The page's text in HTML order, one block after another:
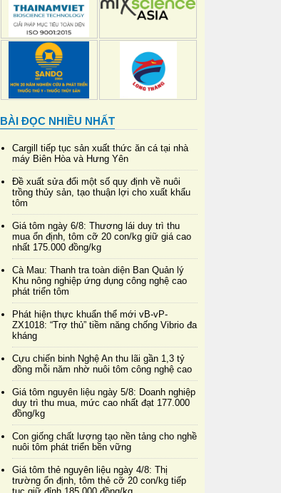
BÀI ĐỌC NHIỀU NHẤT
Cargill tiếp tục sản xuất thức ăn cá tại nhà
máy Biên Hòa và Hưng Yên
Đề xuất sửa đổi một số quy định về nuôi
trồng thủy sản, tạo thuận lợi cho xuất khẩu
tôm
Giá tôm ngày 6/8: Thương lái duy trì thu
mua ổn định, tôm cỡ 20 con/kg giữ giá cao
nhất 175.000 đồng/kg
Cà Mau: Thanh tra toàn diện Ban Quản lý
Khu nông nghiệp ứng dụng công nghệ cao
phát triển tôm
Phát hiện thực khuẩn thể mới vB-vP-
ZX1018: “Trợ thủ” tiềm năng chống Vibrio đa
kháng
Cựu chiến binh Nghệ An thu lãi gần 1,3 tỷ
đồng mỗi năm nhờ nuôi tôm công nghệ cao
Giá tôm nguyên liệu ngày 5/8: Doanh nghiệp
duy trì thu mua, mức cao nhất đạt 177.000
đồng/kg
Con giống chất lượng tạo nền tảng cho nghề
nuôi tôm phát triển bền vững
Giá tôm thẻ nguyên liệu ngày 4/8: Thị
trường ổn định, tôm thẻ cỡ 20 con/kg tiếp